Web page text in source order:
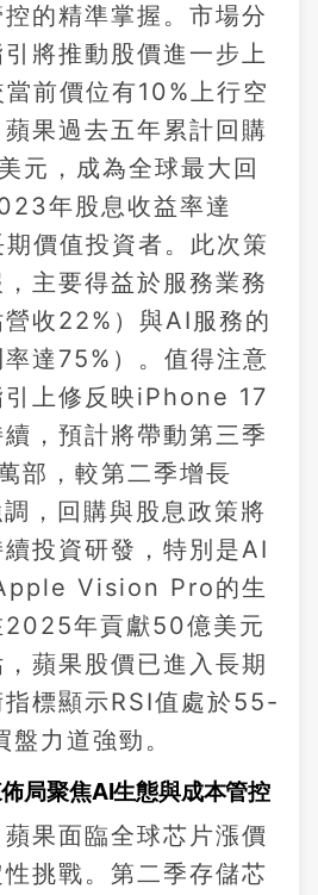
的精準掌握。市場分
將推動股價進一步上
前價位有10%上行空
果過去五年累計回購
元，成為全球最大回
年股息收益率達
價值投資者。此次策
主要得益於服務業務
收22%）與AI服務的
達75%）。值得注意
引上修反映iPhone 17
，預計將帶動第三季
部，較第二季增長
，回購與股息政策將
投資研發，特別是AI
Vision Pro的生
2025年貢獻50億美元
蘋果股價已進入長期
標顯示RSI值處於55-
力道強勁。
局聚焦AI生態與成本管控
果面臨全球芯片漲價
挑戰。第二季存儲芯